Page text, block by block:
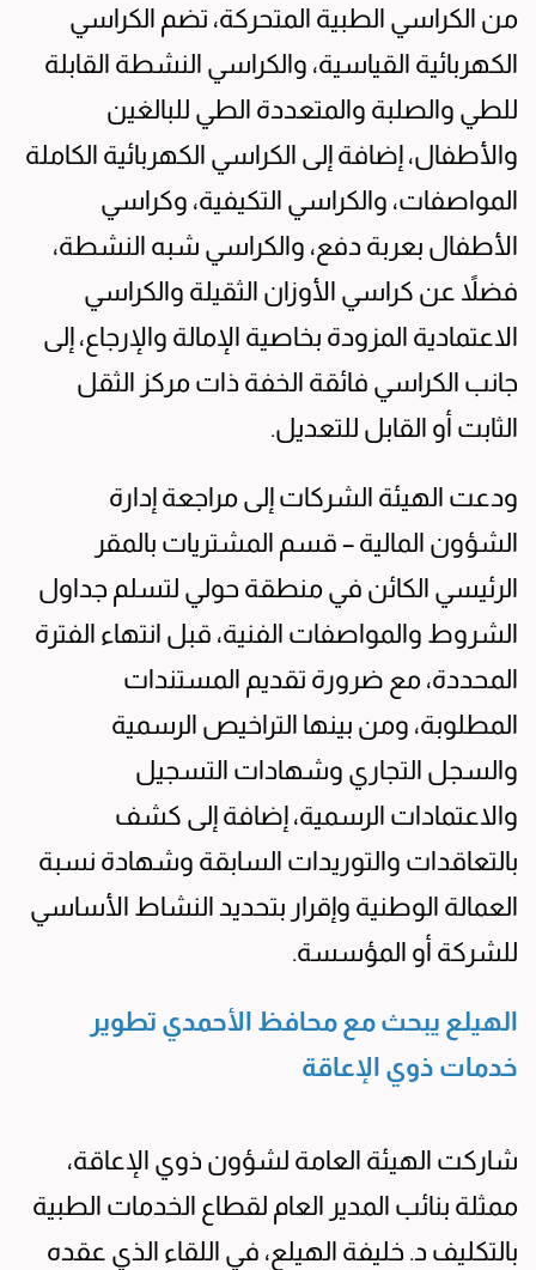
من الكراسي الطبية المتحركة، تضم الكراسي
الكهربائية القياسية، والكراسي النشطة القابلة
للطي والصلبة والمتعددة الطي للبالغين
والأطفال، إضافة إلى الكراسي الكهربائية الكاملة
المواصفات، والكراسي التكيفية، وكراسي
الأطفال بعربة دفع، والكراسي شبه النشطة،
فضلاً عن كراسي الأوزان الثقيلة والكراسي
الاعتمادية المزودة بخاصية الإمالة والإرجاع، إلى
جانب الكراسي فائقة الخفة ذات مركز الثقل
الثابت أو القابل للتعديل.
ودعت الهيئة الشركات إلى مراجعة إدارة
الشؤون المالية – قسم المشتريات بالمقر
الرئيسي الكائن في منطقة حولي لتسلم جداول
الشروط والمواصفات الفنية، قبل انتهاء الفترة
المحددة، مع ضرورة تقديم المستندات
المطلوبة، ومن بينها التراخيص الرسمية
والسجل التجاري وشهادات التسجيل
والاعتمادات الرسمية، إضافة إلى كشف
بالتعاقدات والتوريدات السابقة وشهادة نسبة
العمالة الوطنية وإقرار بتحديد النشاط الأساسي
للشركة أو المؤسسة.
الهيلع يبحث مع محافظ الأحمدي تطوير
خدمات ذوي الإعاقة
شاركت الهيئة العامة لشؤون ذوي الإعاقة،
ممثلة بنائب المدير العام لقطاع الخدمات الطبية
بالتكليف د. خليفة الهيلع، في اللقاء الذي عقده